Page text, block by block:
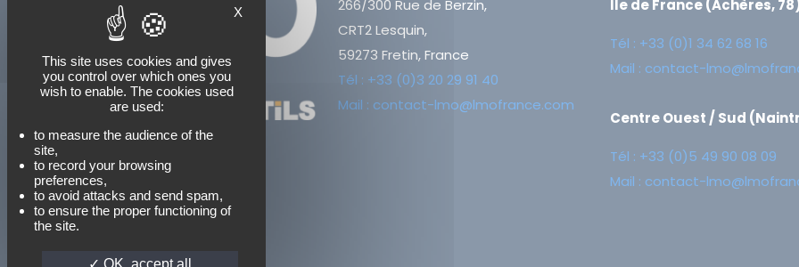
266/300 Rue de Berzin,
CRT2 Lesquin,
59273 Fretin, France
Tél : +33 (0)3 20 29 91 40
Mail : contact-lmo@lmofrance.com
Île de France (Achères,
Tél : +33 (0)1 34 62 68 16
Mail : contact-
Centre Ouest / Sud
Tél : +33 (0)5 49 90 08 09
Mail : contact-
X
This site uses cookies and gives
you control over which ones you
wish to enable. The cookies used
are used:
to measure the audience of the
site,
to record your browsing
preferences,
to avoid attacks and send spam,
to ensure the proper functioning of
the site.
OK, accept all